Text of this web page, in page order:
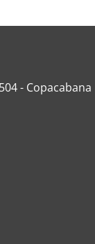
- Copacabana